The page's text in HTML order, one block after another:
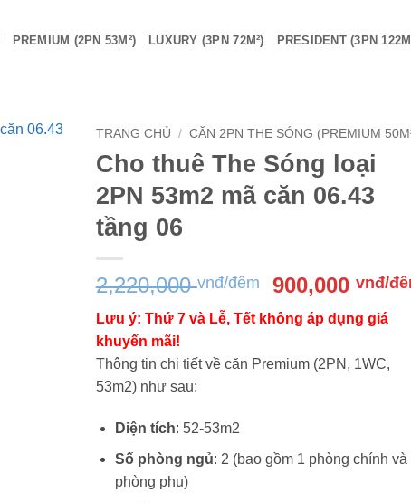
PREMIUM (2PN 53M²) LUXURY (3PN 72M²) PRESIDENT (3PN
TRANG CHỦ / CĂN 2PN THE SÓNG (PREMIUM
Cho thuê The Sóng loại
2PN 53m2 mã căn 06.43
tầng 06
2,220,000vnđ/đêm
Giá
gốc
là:
đêm.
900,000 vnđ/
Lưu ý: Thứ 7 và Lễ, Tết không áp dụng giá
khuyến mãi!
Thông tin chi tiết về căn Premium (2PN, 1WC,
53m2) như sau:
Diện tích: 52-53m2
Số phòng ngủ: 2 (bao gồm 1 phòng chính và
phòng phụ)